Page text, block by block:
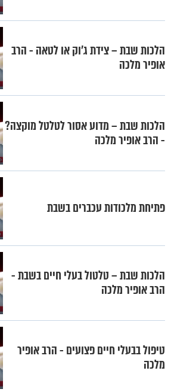
הלכות שבת – צידת ג'וק או לטאה - הרב
אופיר מלכה
הלכות שבת – מדוע אסור לטלטל מוקצה?
- הרב אופיר מלכה
פתיחת מלכודות עכברים בשבת
הלכות שבת – טלטול בעלי חיים בשבת -
הרב אופיר מלכה
טיפול בבעלי חיים פצועים - הרב אופיר
מלכה